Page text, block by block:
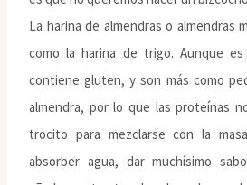
La harina de almendras o almendras
como la harina de trigo. Aunque
contiene gluten, y son más como
almendra, por lo que las proteínas
trocito para mezclarse con la
absorber agua, dar muchísimo